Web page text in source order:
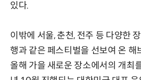
있다.
이밖에 서울, 춘천, 전주 등 다양한
행과 같은 페스티벌을 선보여 온 해
올해 가을 새로운 장소에서의 개최